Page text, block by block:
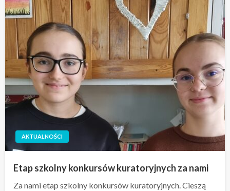
AKTUALNOŚCI
Etap szkolny konkursów kuratoryjnych za nami
Za nami etap szkolny konkursów kuratoryjnych. Cieszą